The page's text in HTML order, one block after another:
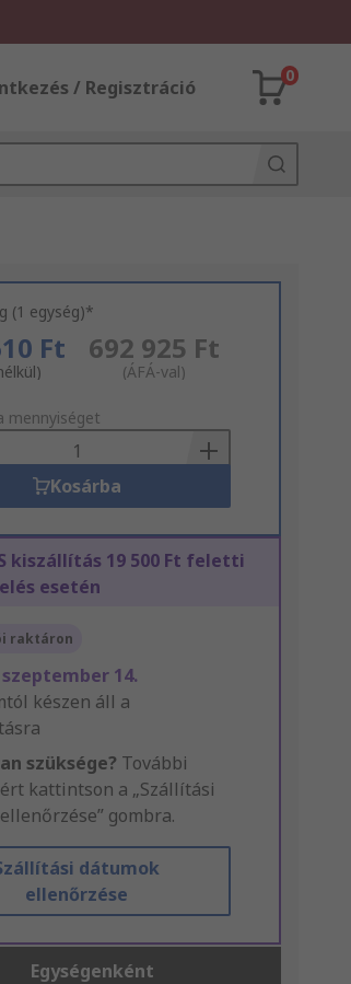
/ Regisztráció
0
(1 egység)*
Ft 692 925 Ft
(ÁFÁ-val)
mennyiséget
Kosárba
kiszállítás 19 500 Ft feletti
esetén
raktáron
szeptember 14.
készen áll a
szüksége? További
kattintson a „Szállítási
gombra.
dátumok
ellenőrzése
Egységenként